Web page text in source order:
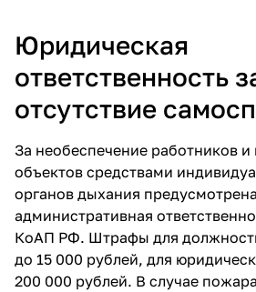
Юридическая
ответственность
отсутствие
За необеспечение работников и
объектов средствами
органов дыхания предусмотрена
административная
КоАП РФ. Штрафы для
до 15 000 рублей, для
200 000 рублей. В случае